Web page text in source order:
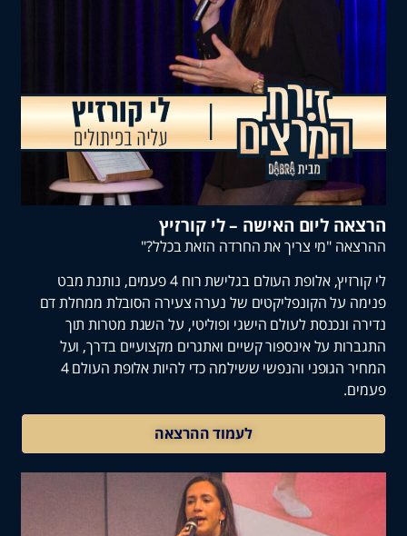
ליום האישה – לי קורזיץ
"מי צריך את החרדה הזאת בכלל?"
לי קורזיץ, אלופת העולם בגלישת רוח 4 פעמים, נותנת מבט
על הקונפליקטים של נערה צעירה הסובלת ממחלת דם
לעולם הישגי ופוליטי, על השגת מטרות תוך
על אינספור קשיים ואתגרים מקצועיים בדרך, ועל
המחיר הגופני והנפשי ששילמה כדי להיות אלופת העולם 4
לעמוד ההרצאה